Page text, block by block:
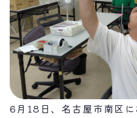
6月18日、名古屋市南区